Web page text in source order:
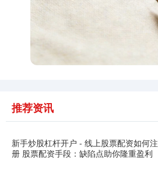
推荐资讯
新手炒股杠杆开户 - 线上股票配资如何注
册 股票配资手段：缺陷点助你隆重盈利